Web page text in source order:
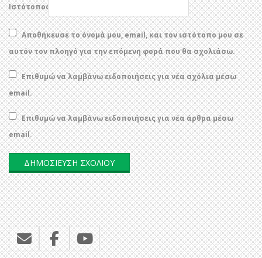
Ιστότοπος
Αποθήκευσε το όνομά μου, email, και τον ιστότοπο μου σε
αυτόν τον πλοηγό για την επόμενη φορά που θα σχολιάσω.
Επιθυμώ να λαμβάνω ειδοποιήσεις για νέα σχόλια μέσω
email.
Επιθυμώ να λαμβάνω ειδοποιήσεις για νέα άρθρα μέσω
email.